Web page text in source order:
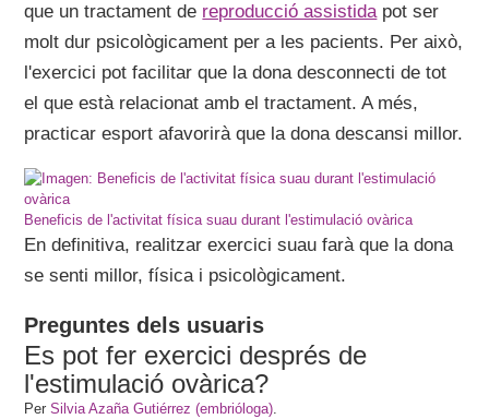
que un tractament de reproducció assistidapot ser
molt dur psicològicament per a les pacients. Per això,
l'exercici pot facilitar que la dona desconnecti de tot
el que està relacionat amb el tractament. A més,
practicar esport afavorirà que la dona descansi millor.
Beneficis de l'activitat física suau durant l'estimulació ovàrica
En definitiva, realitzar exercici suau farà que la dona
se senti millor, física i psicològicament.
Preguntes dels usuaris
Es pot fer exercici després de
l'estimulació ovàrica?
PerSilvia Azaña Gutiérrez (embrióloga).